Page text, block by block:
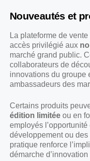
Nouveautés et
La plateforme de
accès privilégié aux
marché grand public.
collaborateurs de
innovations du groupe
ambassadeurs des
Certains produits
édition limitée ou en
employés
développement ou
pratique renforce
démarche